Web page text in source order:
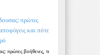
πρώτες
και πότε
πρώτες βοήθειες, τι